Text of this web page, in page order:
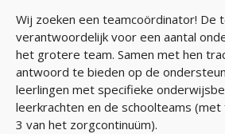
Wij zoeken een teamcoördinator! De
verantwoordelijk voor een aantal
het grotere team. Samen met hen
antwoord te bieden op de
leerlingen met specifieke
leerkrachten en de schoolteams (met
3 van het zorgcontinuüm).